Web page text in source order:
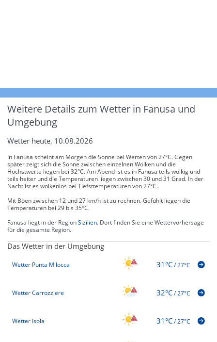
Weitere Details zum Wetter in Fanusa und
Umgebung
Wetter heute, 10.08.2026
In Fanusa scheint am Morgen die Sonne bei Werten von 27°C. Gegen
später zeigt sich die Sonne zwischen einzelnen Wolken und die
Höchstwerte liegen bei 32°C. Am Abend ist es in Fanusa teils wolkig und
teils heiter und die Temperaturen liegen zwischen 30 und 31 Grad. In der
Nacht ist es wolkenlos bei Tiefsttemperaturen von 27°C.
Mit Böen zwischen 12 und 27 km/h ist zu rechnen. Gefühlt liegen die
Temperaturen bei 29 bis 35°C.
Fanusa liegt in der RegionSizilien. Dort finden Sie eine Wettervorhersage
für die gesamte Region.
Das Wetter in der Umgebung
Wetter Punta Milocca 31°C/27°C
Wetter Carrozziere 32°C/27°C
Wetter Isola 31°C/27°C